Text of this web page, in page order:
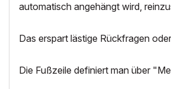
automatisch angehängt wird,
Das erspart lästige Rückfragen
Die Fußzeile definiert man über